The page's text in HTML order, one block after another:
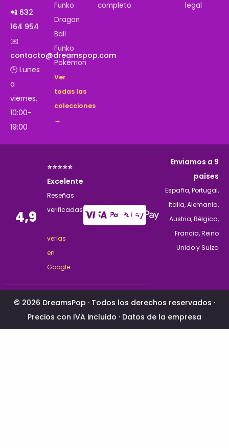
📲 632
164 954
✉️
contacto@dreamspop.com
🕒 Lunes
a
viernes,
10:00-
19:00
Funko
Dragon
Ball
Funko
Pokémon
Ver
todas las
colecciones
→
completo
legal
4,9
⭐⭐⭐⭐⭐
Excelente
Reseñas
verificadas
·
verlas
en
Google
Enviamos a 9
países
España, Portugal,
Italia, Alemania,
Austria, Bélgica,
Francia, Reino
Unido y Suiza
© 2026 DreamsPop · Todos los derechos reservados ·
Precios con IVA incluido · Datos de la empresa